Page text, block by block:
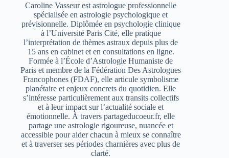
Caroline Vasseur est astrologue professionnelle
spécialisée en astrologie psychologique et
prévisionnelle. Diplômée en psychologie clinique
à l’Université Paris Cité, elle pratique
l’interprétation de thèmes astraux depuis plus de
15 ans en cabinet et en consultations en ligne.
Formée à l’École d’Astrologie Humaniste de
Paris et membre de la Fédération Des Astrologues
Francophones (FDAF), elle articule symbolisme
planétaire et enjeux concrets du quotidien. Elle
s’intéresse particulièrement aux transits collectifs
et à leur impact sur l’actualité sociale et
émotionnelle. À travers partageducoeur.fr, elle
partage une astrologie rigoureuse, nuancée et
accessible pour aider chacun à mieux se connaître
et à traverser ses périodes charnières avec plus de
clarté.